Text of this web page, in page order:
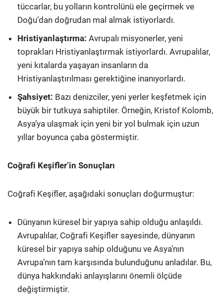
tüccarlar, bu yolların kontrolünü ele geçirmek ve
Doğu’dan doğrudan mal almak istiyorlardı.
Hristiyanlaştırma: Avrupalı misyonerler, yeni
toprakları Hristiyanlaştırmak istiyorlardı. Avrupalılar,
yeni kıtalarda yaşayan insanların da
Hristiyanlaştırılması gerektiğine inanıyorlardı.
Şahsiyet: Bazı denizciler, yeni yerler keşfetmek için
büyük bir tutkuya sahiptiler. Örneğin, Kristof Kolomb,
Asya’ya ulaşmak için yeni bir yol bulmak için uzun
yıllar boyunca çaba göstermiştir.
Coğrafi Keşifler’in Sonuçları
Coğrafi Keşifler, aşağıdaki sonuçları doğurmuştur:
Dünyanın küresel bir yapıya sahip olduğu anlaşıldı.
Avrupalılar, Coğrafi Keşifler sayesinde, dünyanın
küresel bir yapıya sahip olduğunu ve Asya’nın
Avrupa’nın tam karşısında bulunduğunu anladılar. Bu,
dünya hakkındaki anlayışlarını önemli ölçüde
değiştirmiştir.